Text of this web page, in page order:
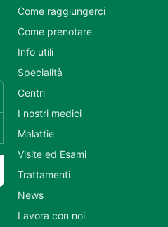
Come raggiungerci
Come prenotare
Info utili
Specialità
Centri
I nostri medici
Malattie
Visite ed Esami
Trattamenti
News
Lavora con noi